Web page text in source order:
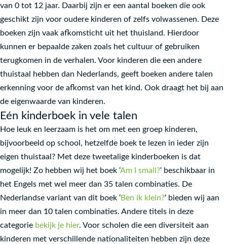
Anna Onichimowska
Aleksander Fredro
Ilona Wisniewska
Cezary Harasimowicz
Anna Skowronska
Fatima Sharafeddine
Rania Hussein Amin
Miranda Beshara
Jet Boeke
Mark Janssen
Ayşe Güren
Büşra Kanoğlu
Varol Yaşaroğlu
van 0 tot 12 jaar. Daarbij zijn er een aantal boeken die ook
geschikt zijn voor oudere kinderen of zelfs volwassenen. Deze
boeken zijn vaak afkomsticht uit het thuisland. Hierdoor
kunnen er bepaalde zaken zoals het cultuur of gebruiken
terugkomen in de verhalen. Voor kinderen die een andere
thuistaal hebben dan Nederlands, geeft boeken andere talen
erkenning voor de afkomst van het kind. Ook draagt het bij aan
de eigenwaarde van kinderen.
Eén kinderboek in vele talen
Hoe leuk en leerzaam is het om met een groep kinderen,
bijvoorbeeld op school, hetzelfde boek te lezen in ieder zijn
eigen thuistaal? Met deze tweetalige kinderboeken is dat
mogelijk! Zo hebben wij het boek ‘Am I small?‘ beschikbaar in
het Engels met wel meer dan 35 talen combinaties. De
Nederlandse variant van dit boek ‘Ben ik klein?‘ bieden wij aan
in meer dan 10 talen combinaties. Andere titels in deze
categorie bekijk je hier. Voor scholen die een diversiteit aan
kinderen met verschillende nationaliteiten hebben zijn deze